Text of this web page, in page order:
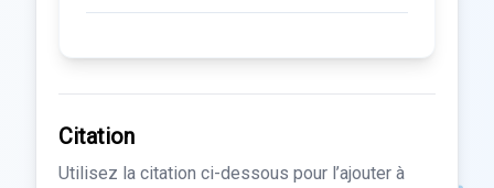
Citation
Utilisez la citation ci-dessous pour l’ajouter à